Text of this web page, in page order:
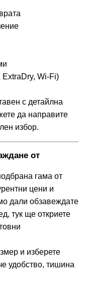
Wi-Fi)
с детайлна
да направите
избор.
от
гама от
цени и
дали обзавеждате
тук ще откриете
и изберете
удобство, тишина